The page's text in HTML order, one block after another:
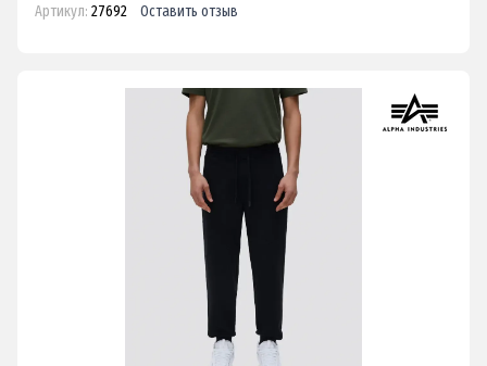
Артикул: 27692 Оставить отзыв